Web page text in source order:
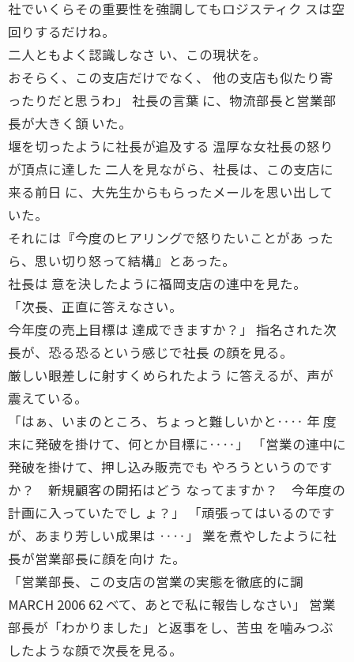
社でいくらその重要性を強調してもロジスティク スは空
回りするだけね。
二人ともよく認識しなさ い、この現状を。
おそらく、この支店だけでなく、 他の支店も似たり寄
ったりだと思うわ」 社長の言葉 に、物流部長と営業部
長が大きく頷 いた。
堰を切ったように社長が追及する 温厚な女社長の怒り
が頂点に達した 二人を見ながら、社長は、この支店に
来る前日 に、大先生からもらったメールを思い出して
いた。
それには『今度のヒアリングで怒りたいことがあ った
ら、思い切り怒って結構』とあった。
社長は 意を決したように福岡支店の連中を見た。
「次長、正直に答えなさい。
今年度の売上目標は 達成できますか？」 指名された次
長が、恐る恐るという感じで社長 の顔を見る。
厳しい眼差しに射すくめられたよう に答えるが、声が
震えている。
「はぁ、いまのところ、ちょっと難しいかと‥‥ 年 度
末に発破を掛けて、何とか目標に‥‥」 「営業の連中に
発破を掛けて、押し込み販売でも やろうというのです
か？ 新規顧客の開拓はどう なってますか？ 今年度の
計画に入っていたでし ょ？」 「頑張ってはいるのです
が、あまり芳しい成果は ‥‥」 業を煮やしたように社
長が営業部長に顔を向け た。
「営業部長、この支店の営業の実態を徹底的に調
MARCH 2006 62 べて、あとで私に報告しなさい」 営業
部長が「わかりました」と返事をし、苦虫 を噛みつぶ
したような顔で次長を見る。